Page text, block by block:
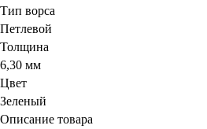
Тип ворса
Петлевой
Толщина
6,30 мм
Цвет
Зеленый
Описание товара